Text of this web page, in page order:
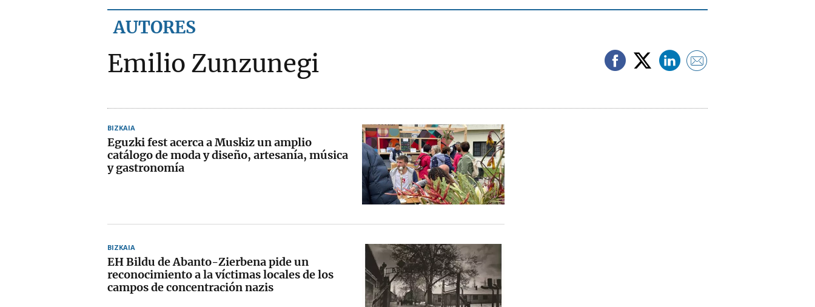
AUTORES
Emilio Zunzunegi
BIZKAIA
Eguzki fest acerca a Muskiz un amplio
catálogo de moda y diseño, artesanía, música
y gastronomía
BIZKAIA
EH Bildu de Abanto-Zierbena pide un
reconocimiento a la víctimas locales de los
campos de concentración nazis